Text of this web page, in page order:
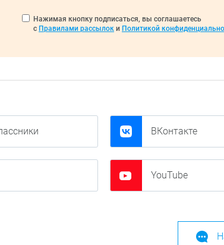
Нажимая кнопку подписаться, вы соглашаетесь
с Правилами рассылок и Политикой
ВКонтакте
YouTube